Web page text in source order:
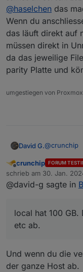
Die
Gemüte
Wenn
habe,
So das
zuletzt editiert von
@haselchen das
Wenn du
das läuft direkt auf
müssen direkt in
da das jeweilige
parity Platte und
umgestiegen von
David G.@crunchip
local hat
ab.
local-pve
drinnen ist.
Offline
crunchip FORUM
schrieb am 30. Jan.
zuletzt editiert von
@david-g sagte in
local hat 100 GB.
etc ab.
Und wenn du die
der ganze Host ab.